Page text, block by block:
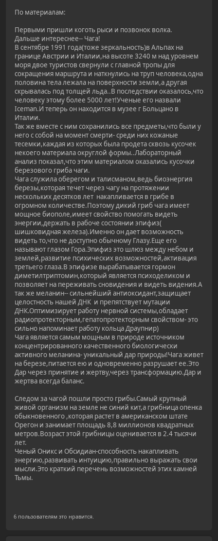
По материалам:
Первыми пришли коготь рыси и позвонок волка.
Дальше интереснее-- Чага!
В сентябре 1991 года(тоже зеркальность)в Альпах на
границе Австрии и Италии,на высоте 3240 м над уровнем
моря двое туристов свернули с главной тропы для
сокращения маршрута и наткнулись на труп человека,одна
половина тела лежала на поверхности земли,а другая
скрывалась под толщей льда..В последствии оказалось,что
человеку этому более 5000 лет!Ученые его назвали
Iceman.И теперь он находится в музее г Больцано в
Италии.
Так же вместе с ним сохранились все предметы,что были у
него с собой на момент смерти- среди них кожаные
тесемки,каждая из которых была продета сквозь кусочек
некоего материала округлой формы..Лабораторный
анализ показал,что этим материалом оказались кусочки
березового гриба чаги.
Чага служила оберегом и талисманом,ведь биоэнергия
березы,которая течет через чагу на протяжении
нескольких десятков лет накапливается в грибе в
огромном количестве.Поэтому дикий гриб чага имеет
мощное биополе,имеет свойство помогать видеть
энергии,держать в рабоче состоянии эпифиз(
шишковидная железа).Именно он дает возможность
видеть то,что не доступно обычному Глазу.Еще его
называют глазом Гора.Эпифиз это шлюз между небом и
землей,развитие психических возможностей,активация
третьего глаза.В эпифизе вырабатывается гормон
диметилтриптомин,который является психоделиком и
позволяет на переживать сновидения и видеть видения.А
так же меланин-- сильнейший антиоксидант,защищает
целостность нашей ДНК и препятствует мутации
ДНК.Оптимизирует работу нервной системы,обладает
радиопротекторным,гепатопротекторным свойством- это
сильно напоминает работу кольца Драупнир)
Чага является самым мощным в природе источником
концентрированного качественного биологически
активного меланина- уникальный дар природы!Чага живет
на березе,питается ею и одновременно разрушает ее.Это
Дар через принятие и жертву,через трансформацию.Дар и
жертва всегда баланс.
Следом за чагой пошли просто грибы.Самый крупный
живой организм на земле не синий кит,а грибница опенка
обыкновенного ,которая растет в американском штате
Орегон и занимает площадь 8,8 миллионов квадратных
метров.Возраст этой грибницы оценивается в 2.4 тысячи
лет.
Ченый Оникс и Обсидиан-способность накапливать
энергию,развивать интуицию,правильно выражать свои
мысли.Это краткий перечень возможностей этих камней
Тьмы.
6 пользователям это нравится.